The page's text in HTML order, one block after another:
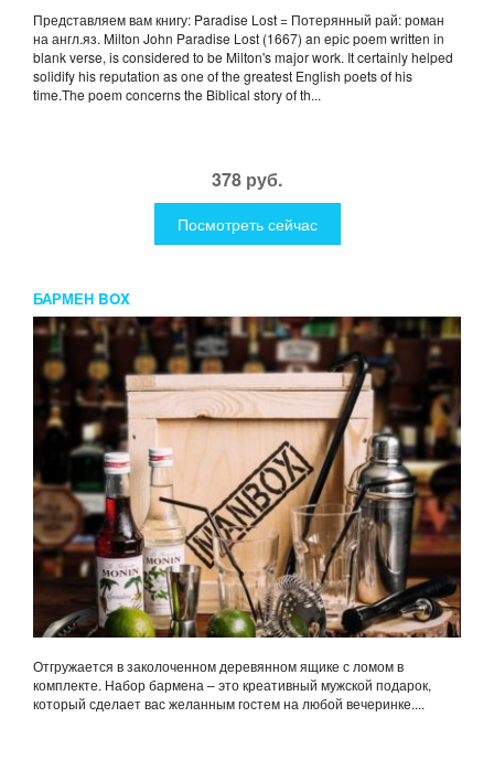
Представляем вам книгу: Paradise Lost = Потерянный рай: роман
на англ.яз. Milton John Paradise Lost (1667) an epic poem written in
blank verse, is considered to be Milton's major work. It certainly helped
solidify his reputation as one of the greatest English poets of his
time.The poem concerns the Biblical story of th...
378 руб.
Посмотреть сейчас
БАРМЕН BOX
Отгружается в заколоченном деревянном ящике с ломом в
комплекте. Набор бармена – это креативный мужской подарок,
который сделает вас желанным гостем на любой вечеринке....